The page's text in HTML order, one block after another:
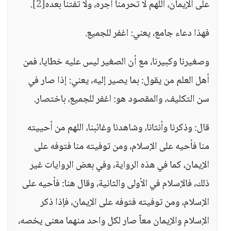
على الإيمان، اللهم لا تحرمنا أجره، ولا تفتنا بعده[2]
.
فهذا دعاء جامع، يعني: اغفر للجميع.
وصغيرنا وكبيرنا، مع أن الصغير ليس عليه خطايا، فمن
أهل العلم من يقول: بما يصير إليه، يعني: إذا صار في
سن التكليف، والمقصود هو: اغفر للجميع، باختصار.
قال: وذكرنا وأنثانا، وشاهدنا وغائبنا، اللهم من أحييته
منا فأحيه على الإسلام، ومن توفيته منا فتوفه على
الإيمان، كما في هذه الرواية، وفي بعض الروايات غير
ذلك، فالإسلام في الأولى والثانية، وقال هنا: فأحيه على
الإسلام، ومن توفيته فتوفه على الإيمان، فإذا ذكر
الإسلام والإيمان معاً صار لكل واحد منهما معنى يخصه،